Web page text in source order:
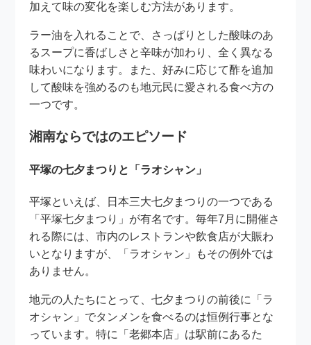
加えて味の変化を楽しむ方法があります。
ラー油を入れることで、さっぱりとした酸味のあ
るスープに香ばしさと辛味が加わり、全く異なる
味わいになります。また、好みに応じて酢を追加
して酸味を強めるのも地元民に愛される食べ方の
一つです。
湘南ならではのエピソード
平塚の七夕まつりと「ラオシャン」
平塚といえば、日本三大七夕まつりの一つである
「平塚七夕まつり」が有名です。毎年7月に開催さ
れる際には、市内のレストランや飲食店が大賑わ
いとなりますが、「ラオシャン」もその例外では
ありません。
地元の人たちにとって、七夕まつりの前後に「ラ
オシャン」でタンメンを食べるのは恒例行事とな
っています。特に「老郷本店」は駅前にあるた